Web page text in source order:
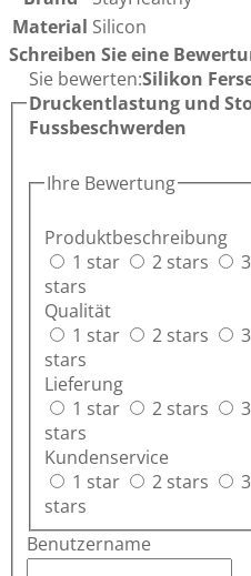
Material Silicon
Schreiben Sie eine
Sie bewerten:Silikon
Druckentlastung und
Fussbeschwerden
Ihre Bewertung
Produktbeschreibung
1 star
2 stars
stars
Qualität
1 star
2 stars
stars
Lieferung
1 star
2 stars
stars
Kundenservice
1 star
2 stars
stars
Benutzername